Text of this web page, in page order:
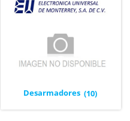
Desarmadores (10)